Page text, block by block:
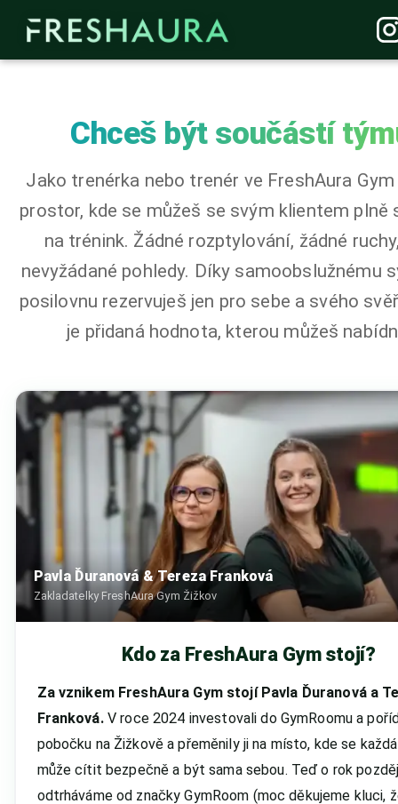
Chceš být součástí
Jako trenérka nebo trenér ve FreshAura
prostor, kde se můžeš se svým klientem plně
na trénink. Žádné rozptylování, žádné
nevyžádané pohledy. Díky samoobslužnému
posilovnu rezervuješ jen pro sebe a svého
je přidaná hodnota, kterou můžeš
Pavla Ďuranová & Tereza Franková
Zakladatelky FreshAura Gym Žižkov
Kdo za FreshAura Gym stojí?
Za vznikem FreshAura Gym stojí Pavla Ďuranová a
Franková. V roce 2024 investovali do GymRoomu a
pobočku na Žižkově a přeměnily ji na místo, kde se
může cítit bezpečně a být sama sebou. Teď o rok
odtrháváme od značky GymRoom (moc děkujeme kluci,